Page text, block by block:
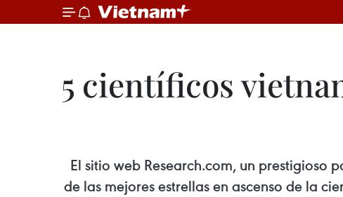
5 científicos
El sitio web Research.com, un
de las mejores estrellas en ascenso de la